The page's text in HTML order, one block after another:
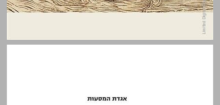
אגדת המסעות: סיפורי מסע בספרות חז"ל ... 0